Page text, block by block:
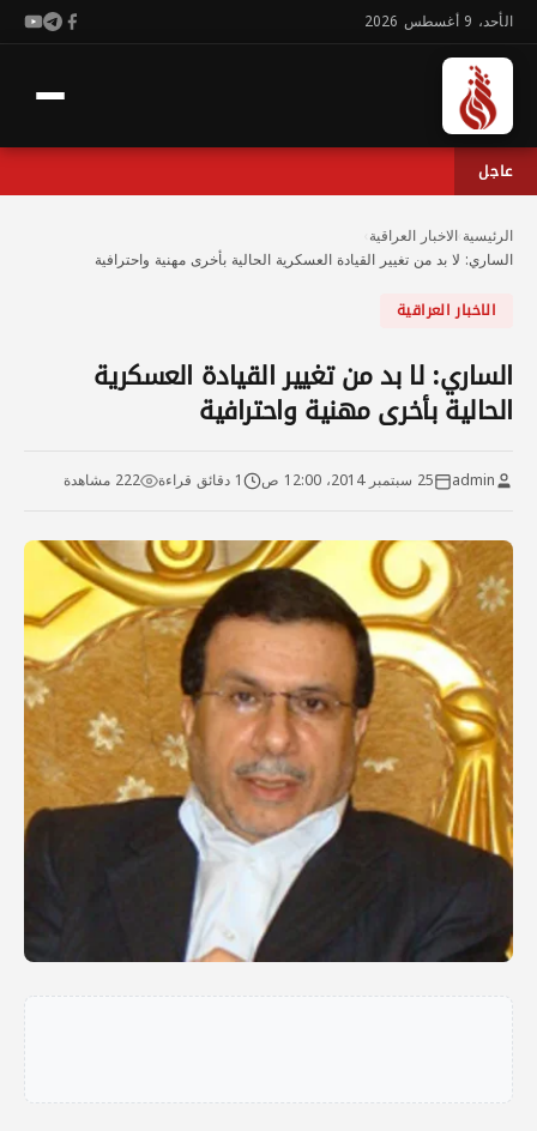
الأحد، 9 أغسطس 2026
عاجل
الرئيسية الاخبار العراقية
الساري: لا بد من تغيير القيادة العسكرية الحالية بأخرى مهنية واحترافية
الاخبار العراقية
الساري: لا بد من تغيير القيادة العسكرية
الحالية بأخرى مهنية واحترافية
admin 25 سبتمبر 2014، 12:00 ص 1 دقائق قراءة 222 مشاهدة